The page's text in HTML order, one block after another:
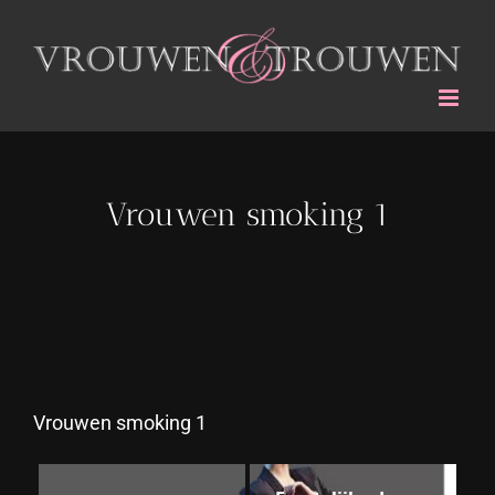
naar
inhoud
Vrouwen smoking 1
Vrouwen smoking 1